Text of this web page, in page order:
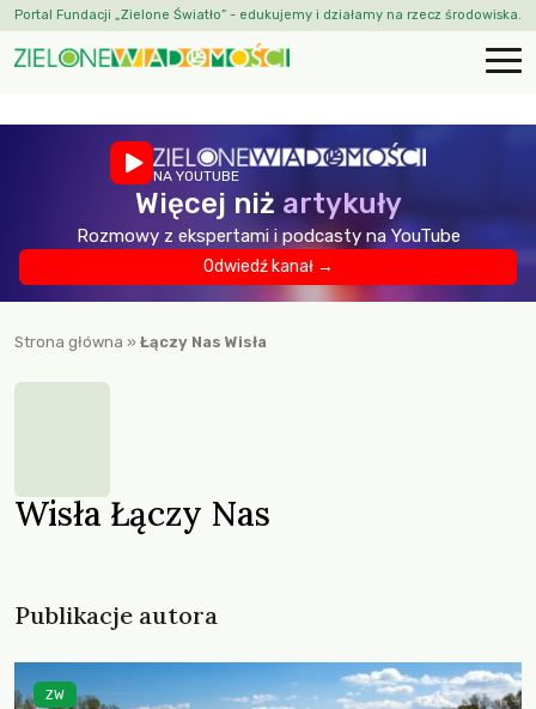
Portal Fundacji „Zielone Światło” - edukujemy i działamy na rzecz środowiska.
NA YOUTUBE
Więcej niż artykuły
Rozmowy z ekspertami i podcasty na YouTube
Odwiedź kanał →
Strona główna » Łączy Nas Wisła
Wisła Łączy Nas
Publikacje autora
ZW